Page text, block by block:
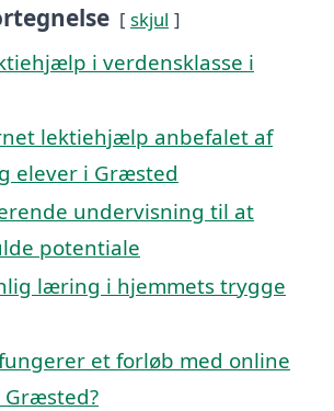
skjul
i verdensklasse i
lektiehjælp anbefalet af
elever i Græsted
undervisning til at
potentiale
læring i hjemmets trygge
et forløb med online